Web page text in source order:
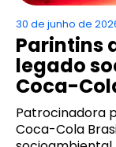
30 de junho de
Parintins
legado
Coca-
Patrocinadora
Coca-Cola